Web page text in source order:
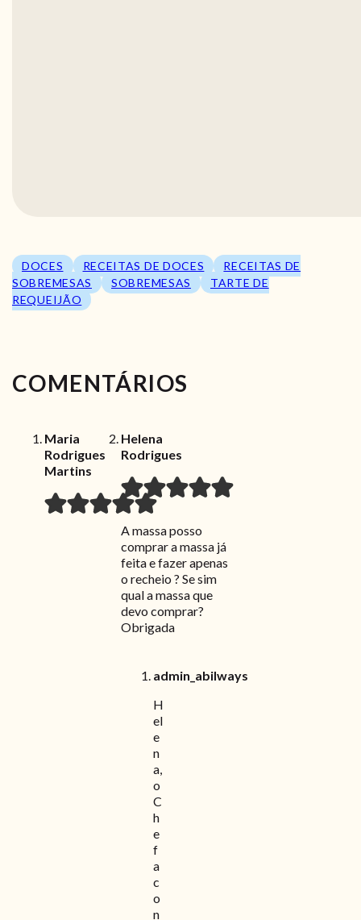
DOCES RECEITAS DE DOCES
RECEITAS DE
SOBREMESAS
SOBREMESAS
TARTE DE
REQUEIJÃO
COMENTÁRIOS
Maria
Rodrigues
Martins
Helena
Rodrigues
A massa posso
comprar a massa já
feita e fazer apenas
o recheio ? Se sim
qual a massa que
devo comprar?
Obrigada
admin_abilways
H
el
e
n
a,
o
C
h
e
f
a
c
o
n